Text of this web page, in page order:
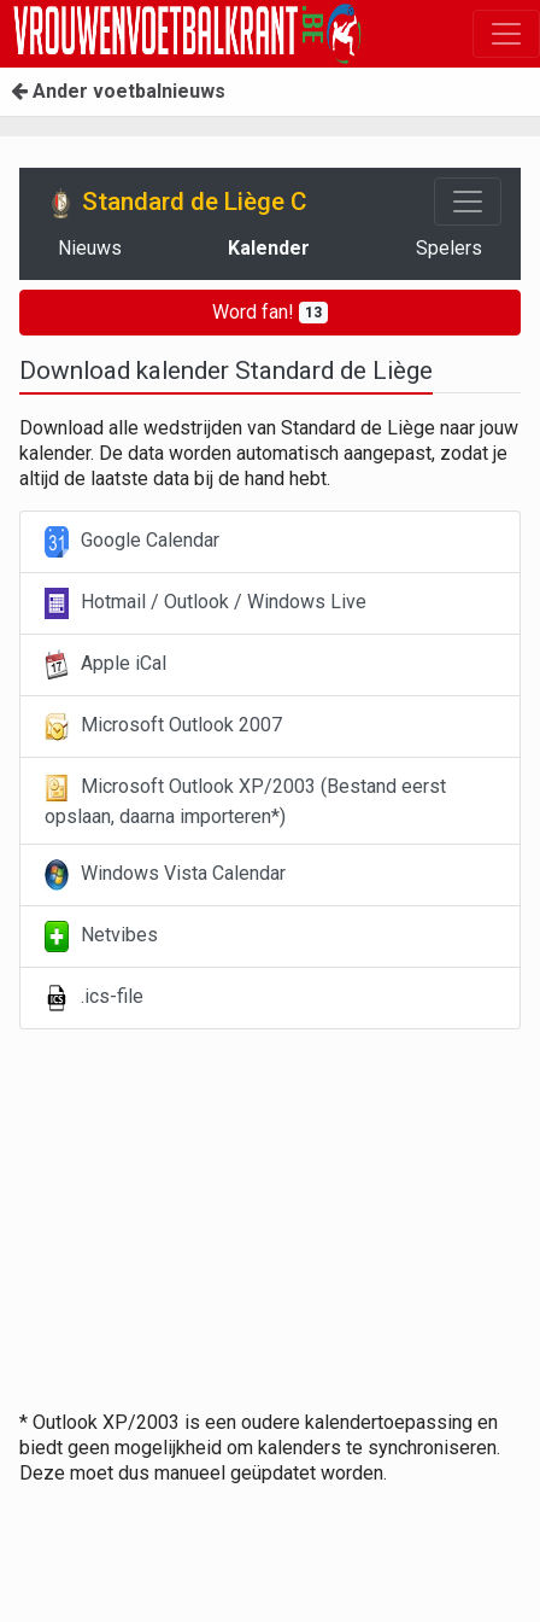
Ander voetbalnieuws
Standard de Liège C
Nieuws Kalender Spelers
Word fan! 13
Download kalender Standard de Liège
Download alle wedstrijden van Standard de Liège naar jouw
kalender. De data worden automatisch aangepast, zodat je
altijd de laatste data bij de hand hebt.
Google Calendar
Hotmail / Outlook / Windows Live
Apple iCal
Microsoft Outlook 2007
Microsoft Outlook XP/2003 (Bestand eerst
opslaan, daarna importeren*)
Windows Vista Calendar
Netvibes
.ics-file
* Outlook XP/2003 is een oudere kalendertoepassing en
biedt geen mogelijkheid om kalenders te synchroniseren.
Deze moet dus manueel geüpdatet worden.